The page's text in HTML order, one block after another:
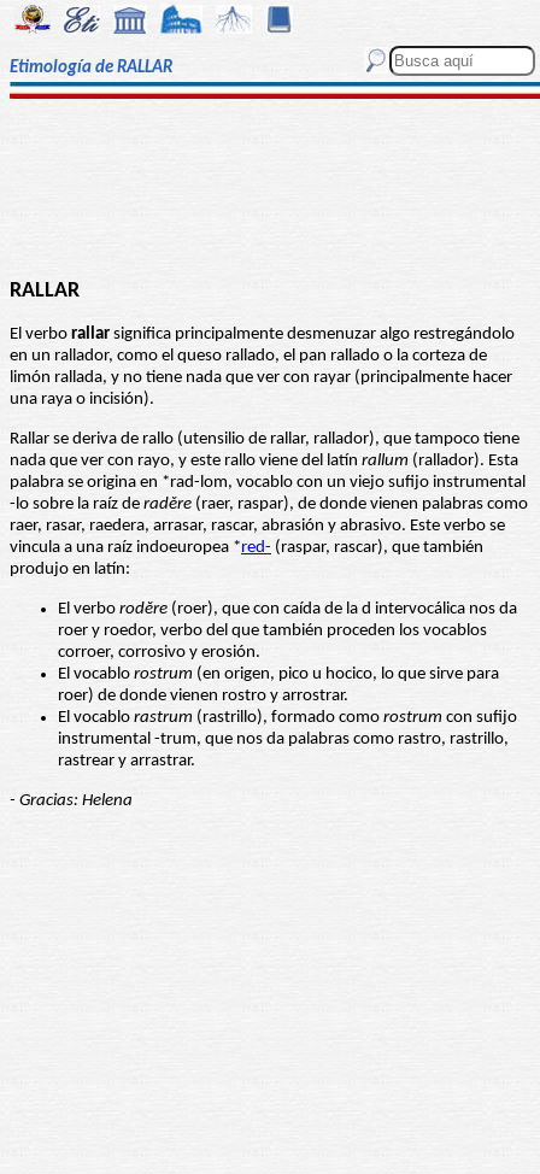
Etimología de RALLAR
RALLAR
El verbo rallar significa principalmente desmenuzar algo restregándolo
en un rallador, como el queso rallado, el pan rallado o la corteza de
limón rallada, y no tiene nada que ver con rayar (principalmente hacer
una raya o incisión).
Rallar se deriva de rallo (utensilio de rallar, rallador), que tampoco tiene
nada que ver con rayo, y este rallo viene del latín rallum (rallador). Esta
palabra se origina en *rad-lom, vocablo con un viejo sufijo instrumental
-lo sobre la raíz de raděre (raer, raspar), de donde vienen palabras como
raer, rasar, raedera, arrasar, rascar, abrasión y abrasivo. Este verbo se
vincula a una raíz indoeuropea *red- (raspar, rascar), que también
produjo en latín:
El verbo rodĕre (roer), que con caída de la d intervocálica nos da
roer y roedor, verbo del que también proceden los vocablos
corroer, corrosivo y erosión.
El vocablo rostrum (en origen, pico u hocico, lo que sirve para
roer) de donde vienen rostro y arrostrar.
El vocablo rastrum (rastrillo), formado como rostrum con sufijo
instrumental -trum, que nos da palabras como rastro, rastrillo,
rastrear y arrastrar.
- Gracias: Helena